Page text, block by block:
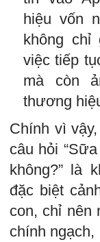
hiệu vốn
không chỉ
việc tiếp
mà còn
thương
Chính vì
câu hỏi
không?” là
đặc biệt
con, chỉ nên
chính